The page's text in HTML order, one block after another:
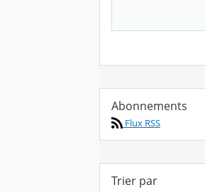
Abonnements
Flux RSS
Trier par